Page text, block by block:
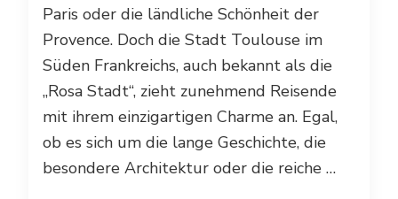
Paris oder die ländliche Schönheit der
Provence. Doch die Stadt Toulouse im
Süden Frankreichs, auch bekannt als die
„Rosa Stadt“, zieht zunehmend Reisende
mit ihrem einzigartigen Charme an. Egal,
ob es sich um die lange Geschichte, die
besondere Architektur oder die reiche …